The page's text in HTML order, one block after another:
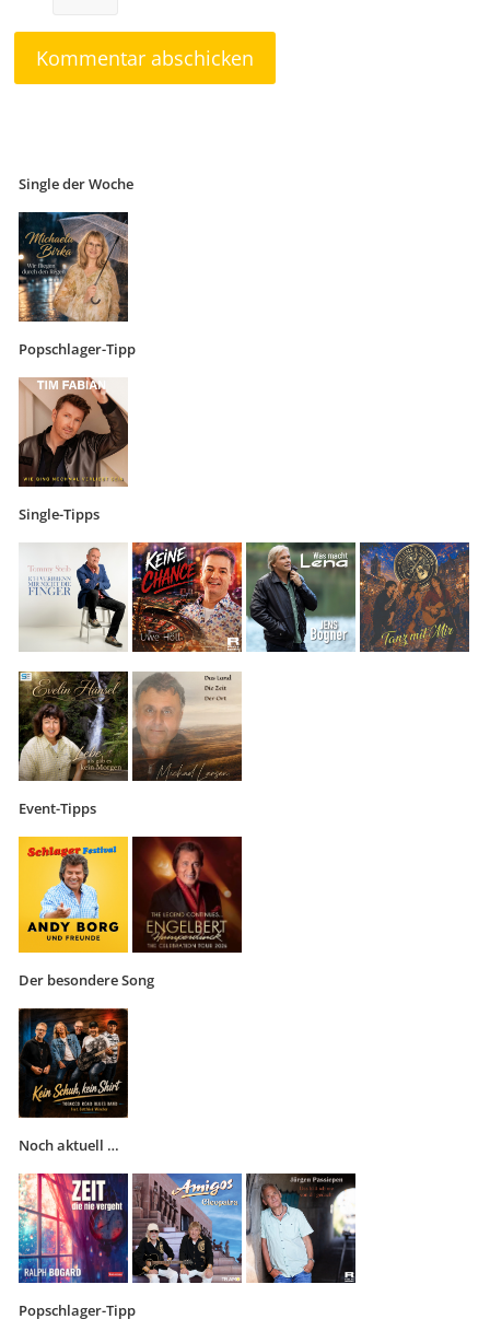
Single der Woche
Popschlager-Tipp
Single-Tipps
Event-Tipps
Der besondere Song
Noch aktuell …
Popschlager-Tipp